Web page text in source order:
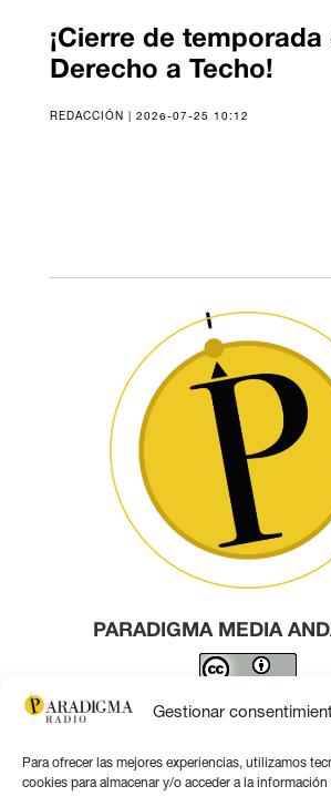
Gestionar
Para ofrecer las mejores experiencias, utilizamos
cookies para almacenar y/o acceder a la
¡Cierre de temporada
Derecho a Techo!
REDACCIÓN | 2026-07-25 10:12
PARADIGMA MEDIA
Este obra está bajo una licencia de
Contacto por correo